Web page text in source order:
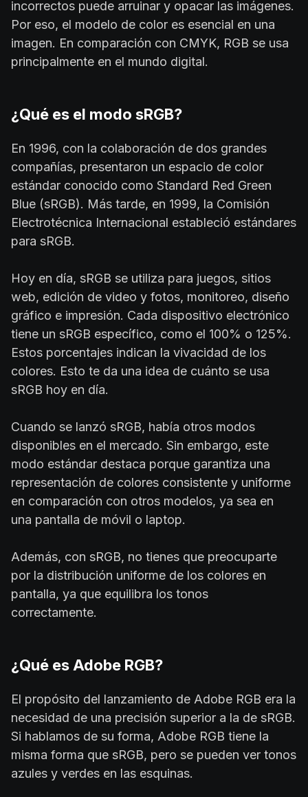
incorrectos puede arruinar y opacar las imágenes.
Por eso, el modelo de color es esencial en una
imagen. En comparación con CMYK, RGB se usa
principalmente en el mundo digital.
¿Qué es el modo sRGB?
En 1996, con la colaboración de dos grandes
compañías, presentaron un espacio de color
estándar conocido como Standard Red Green
Blue (sRGB). Más tarde, en 1999, la Comisión
Electrotécnica Internacional estableció estándares
para sRGB.
Hoy en día, sRGB se utiliza para juegos, sitios
web, edición de video y fotos, monitoreo, diseño
gráfico e impresión. Cada dispositivo electrónico
tiene un sRGB específico, como el 100% o 125%.
Estos porcentajes indican la vivacidad de los
colores. Esto te da una idea de cuánto se usa
sRGB hoy en día.
Cuando se lanzó sRGB, había otros modos
disponibles en el mercado. Sin embargo, este
modo estándar destaca porque garantiza una
representación de colores consistente y uniforme
en comparación con otros modelos, ya sea en
una pantalla de móvil o laptop.
Además, con sRGB, no tienes que preocuparte
por la distribución uniforme de los colores en
pantalla, ya que equilibra los tonos
correctamente.
¿Qué es Adobe RGB?
El propósito del lanzamiento de Adobe RGB era la
necesidad de una precisión superior a la de sRGB.
Si hablamos de su forma, Adobe RGB tiene la
misma forma que sRGB, pero se pueden ver tonos
azules y verdes en las esquinas.